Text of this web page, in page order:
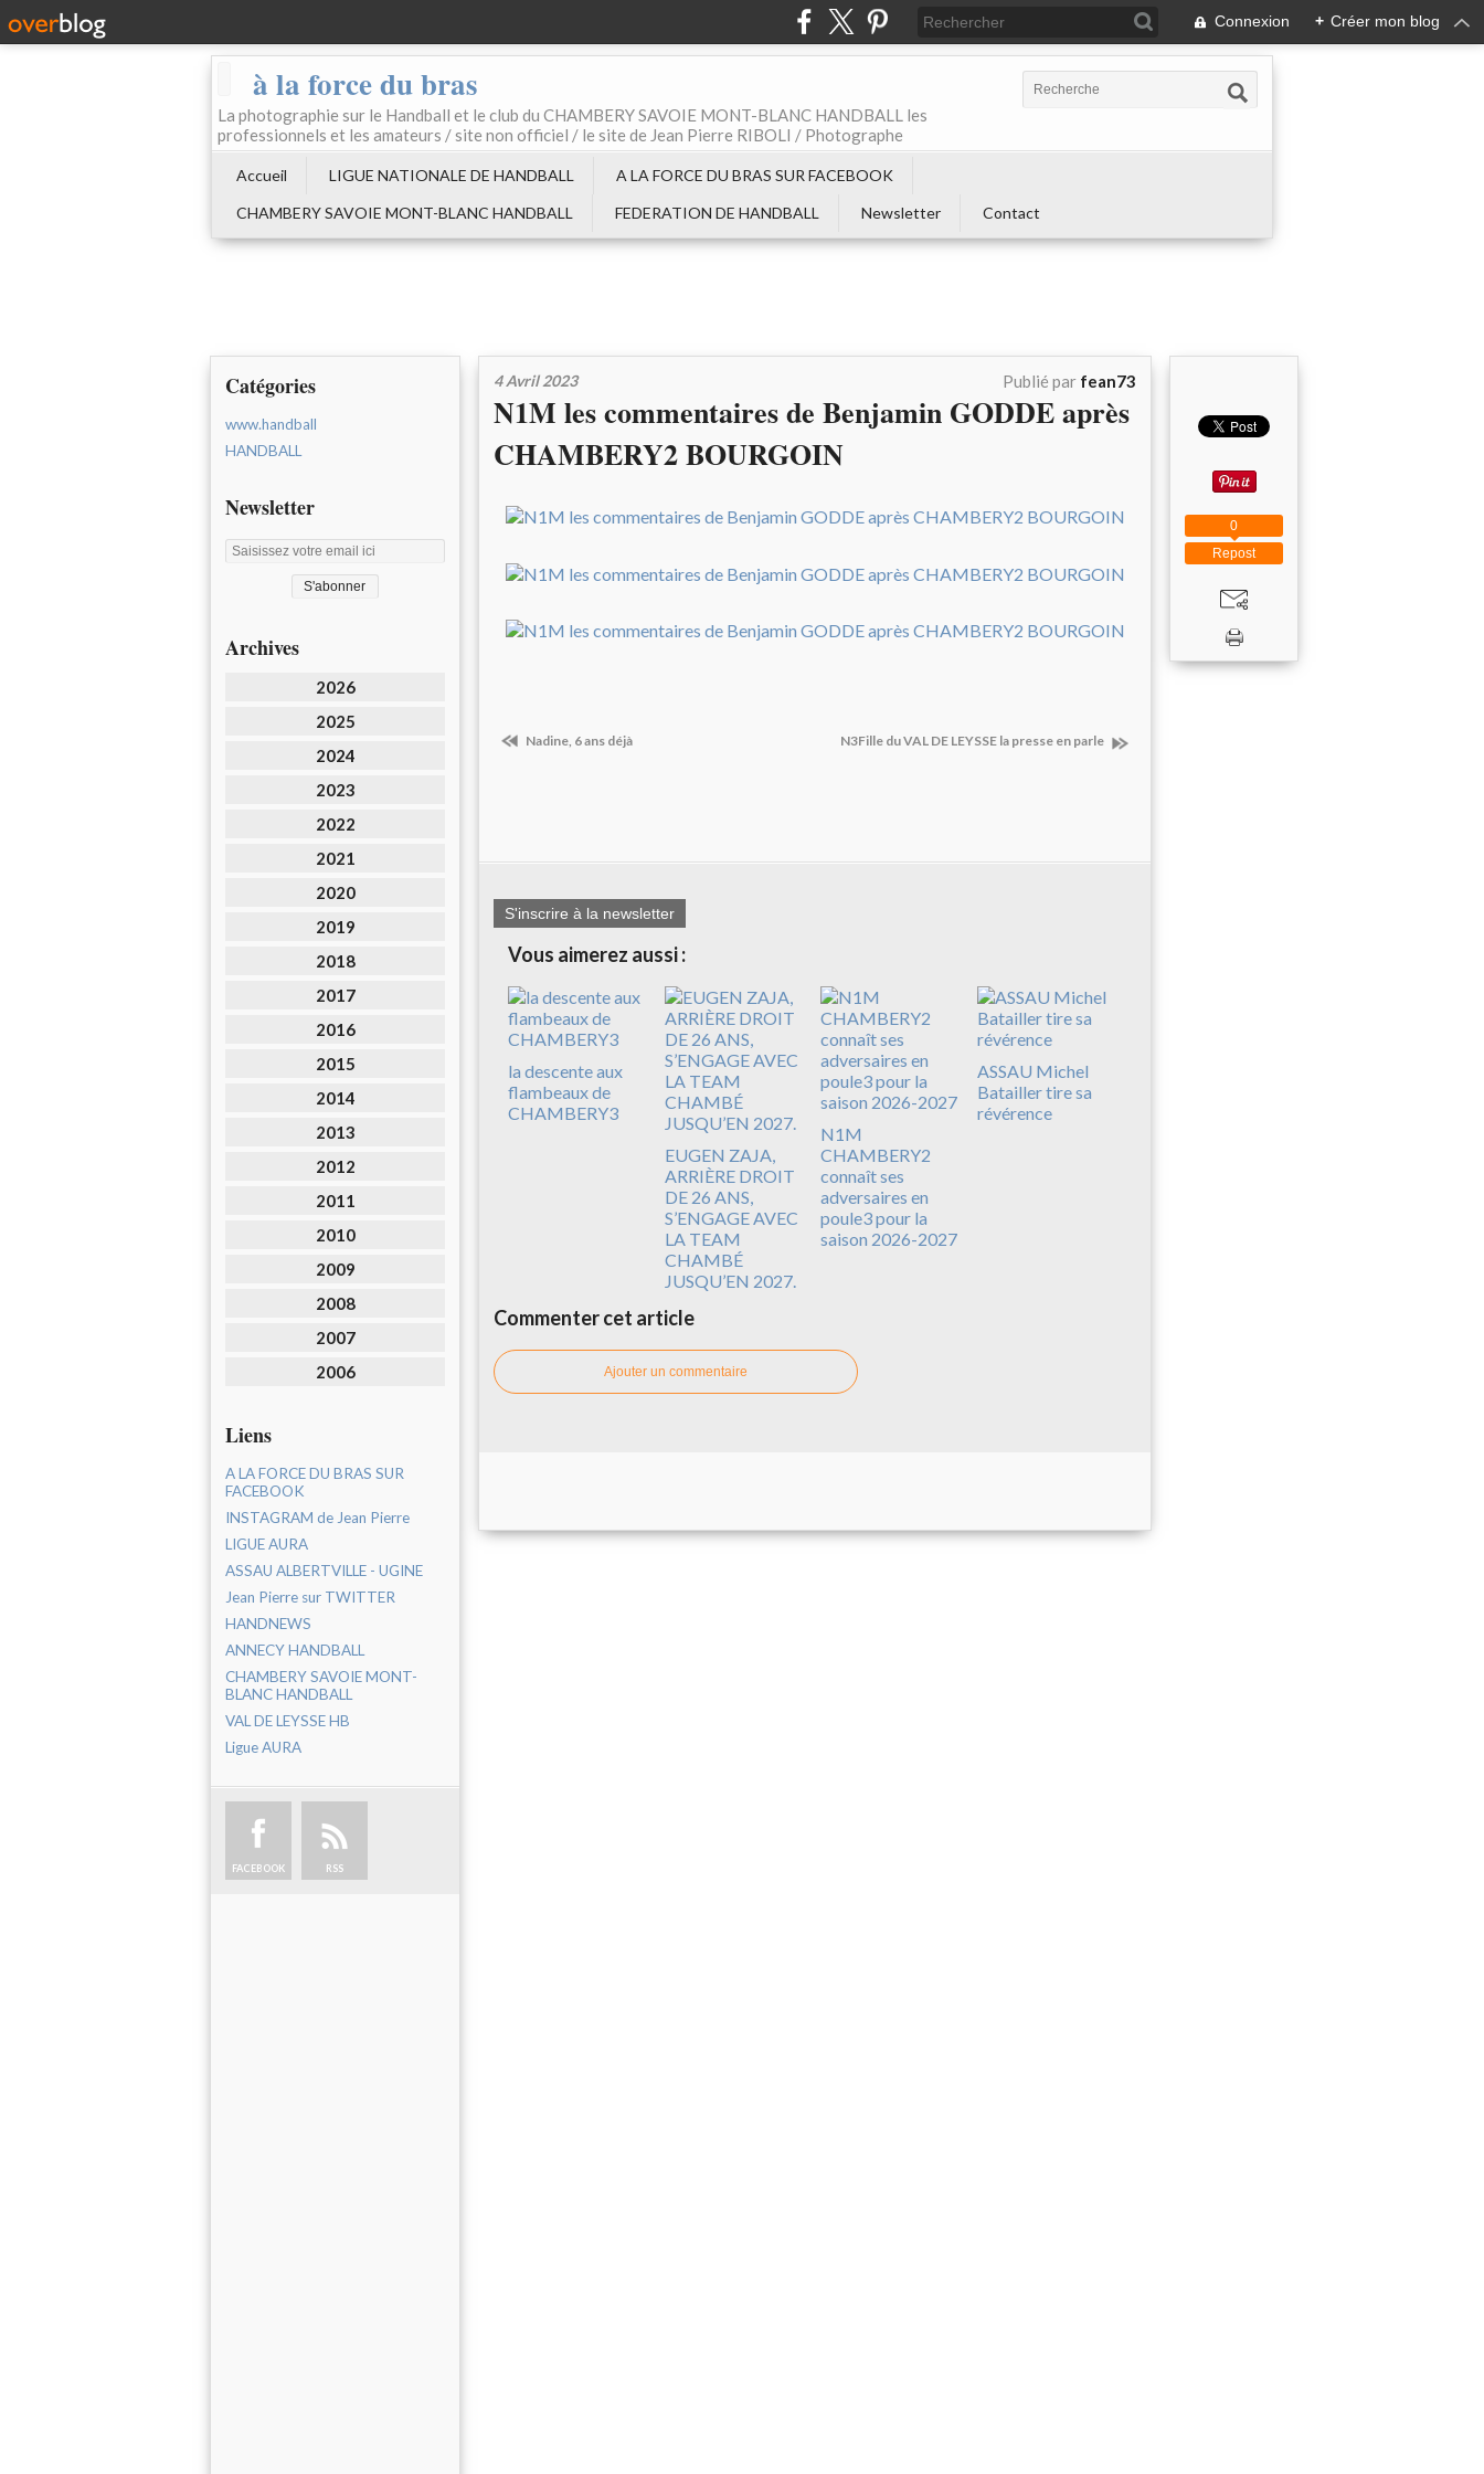
Connexion + Créer mon blog
à la force du bras
La photographie sur le Handball et le club du CHAMBERY SAVOIE MONT-BLANC HANDBALL les
professionnels et les amateurs / site non officiel / le site de Jean Pierre RIBOLI / Photographe
Accueil LIGUE NATIONALE DE HANDBALL
A LA FORCE DU BRAS SUR FACEBOOK
CHAMBERY SAVOIE MONT-BLANC HANDBALL
FEDERATION DE HANDBALL Newsletter Contact
Catégories
www.handball
HANDBALL
Newsletter
Archives
2026
2025
2024
2023
2022
2021
2020
2019
2018
2017
2016
2015
2014
2013
2012
2011
2010
2009
2008
2007
2006
Liens
A LA FORCE DU BRAS SUR
FACEBOOK
INSTAGRAM de Jean Pierre
LIGUE AURA
ASSAU ALBERTVILLE - UGINE
Jean Pierre sur TWITTER
HANDNEWS
ANNECY HANDBALL
CHAMBERY SAVOIE MONT-
BLANC HANDBALL
VAL DE LEYSSE HB
Ligue AURA
FACEBOOK RSS
4 Avril 2023 Publié par fean73
N1M les commentaires de Benjamin GODDE après
CHAMBERY2 BOURGOIN
Nadine, 6 ans déjà N3Fille du VAL DE LEYSSE la presse en parle
S'inscrire à la newsletter
Vous aimerez aussi :
la descente aux
flambeaux de
CHAMBERY3
EUGEN ZAJA,
ARRIÈRE DROIT
DE 26 ANS,
S’ENGAGE AVEC
LA TEAM
CHAMBÉ
JUSQU’EN 2027.
N1M
CHAMBERY2
connaît ses
adversaires en
poule3 pour la
saison 2026-2027
ASSAU Michel
Batailler tire sa
révérence
Commenter cet article
Ajouter un commentaire
Repost
0